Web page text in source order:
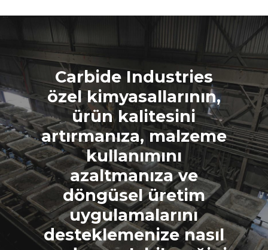
Carbide Industries
özel kimyasallarının,
ürün kalitesini
artırmanıza, malzeme
kullanımını
azaltmanıza ve
döngüsel üretim
uygulamalarını
desteklemenize nasıl